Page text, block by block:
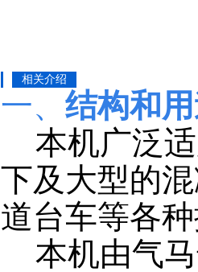
相关介绍
一、 结构和
本机广泛
下及大型的
道台车等各
本机由气